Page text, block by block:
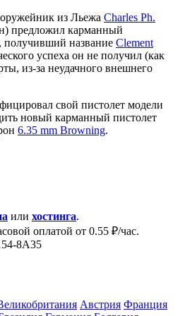
из Льежа Charles Ph.
предложил карманный
получивший название Clement
успеха он не получил (как
из-за неудачного внешнего
свой пистолет модели
новый карманный пистолет
6.35 mm Browning.
или хостинга.
оплатой от 0.55 ₽/час.
8A35
Австрия Франция